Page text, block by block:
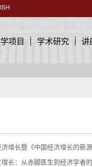
项目 学术研究 讲
增长暨《中国经济增长的新
长：从赤脚医生到经济学者